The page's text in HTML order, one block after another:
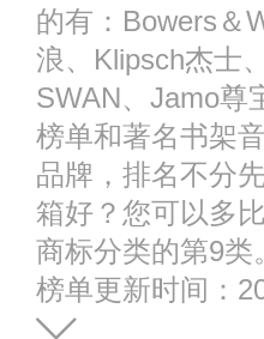
的有：Bowers＆
浪、Klipsch杰士
SWAN、Jamo尊
榜单和著名书架
品牌，排名不分
箱好？您可以多
商标分类的第9类
榜单更新时间：